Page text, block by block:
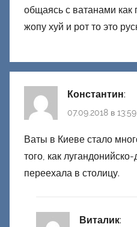
общаясь с ватанами как
жопу хуй и рот то это
Константин:
07.09.2018 в 13:59
Ваты в Киеве стало
того, как
переехала в столицу.
Виталик: